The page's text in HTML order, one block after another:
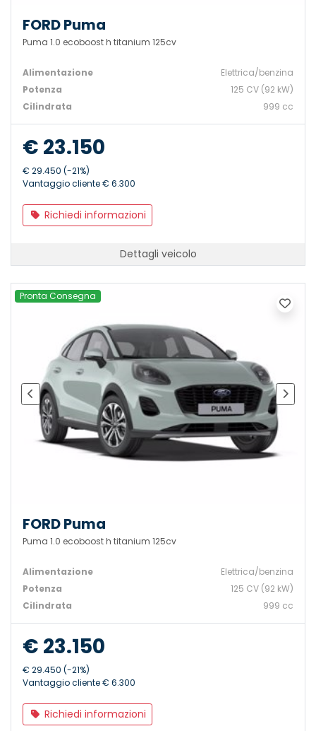
FORD Puma
Puma 1.0 ecoboost h titanium 125cv
Alimentazione
Elettrica/benzina
Potenza
125 CV (92 kW)
Cilindrata
999 cc
€ 23.150
€ 29.450 (-21%)
Vantaggio cliente € 6.300
Richiedi informazioni
Dettagli veicolo
Pronta Consegna
FORD Puma
Puma 1.0 ecoboost h titanium 125cv
Alimentazione
Elettrica/benzina
Potenza
125 CV (92 kW)
Cilindrata
999 cc
€ 23.150
€ 29.450 (-21%)
Vantaggio cliente € 6.300
Richiedi informazioni